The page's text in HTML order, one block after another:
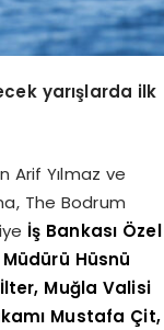
yarışlarda ilk
Arif Yılmaz ve
The Bodrum
İş Bankası Özel
Hüsnü
Muğla Valisi
Mustafa Çit,